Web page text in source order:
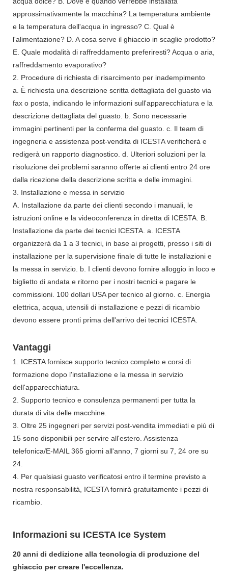
approssimativamente la macchina? La temperatura ambiente
e la temperatura dell'acqua in ingresso? C. Qual è
l'alimentazione? D. A cosa serve il ghiaccio in scaglie prodotto?
E. Quale modalità di raffreddamento preferiresti? Acqua o aria,
raffreddamento evaporativo?
2. Procedure di richiesta di risarcimento per inadempimento
a. È richiesta una descrizione scritta dettagliata del guasto via
fax o posta, indicando le informazioni sull'apparecchiatura e la
descrizione dettagliata del guasto. b. Sono necessarie
immagini pertinenti per la conferma del guasto. c. Il team di
ingegneria e assistenza post-vendita di ICESTA verificherà e
redigerà un rapporto diagnostico. d. Ulteriori soluzioni per la
risoluzione dei problemi saranno offerte ai clienti entro 24 ore
dalla ricezione della descrizione scritta e delle immagini.
3. Installazione e messa in servizio
A. Installazione da parte dei clienti secondo i manuali, le
istruzioni online e la videoconferenza in diretta di ICESTA. B.
Installazione da parte dei tecnici ICESTA. a. ICESTA
organizzerà da 1 a 3 tecnici, in base ai progetti, presso i siti di
installazione per la supervisione finale di tutte le installazioni e
la messa in servizio. b. I clienti devono fornire alloggio in loco e
biglietto di andata e ritorno per i nostri tecnici e pagare le
commissioni. 100 dollari USA per tecnico al giorno. c. Energia
elettrica, acqua, utensili di installazione e pezzi di ricambio
devono essere pronti prima dell'arrivo dei tecnici ICESTA.
Vantaggi
1. ICESTA fornisce supporto tecnico completo e corsi di
formazione dopo l'installazione e la messa in servizio
dell'apparecchiatura.
2. Supporto tecnico e consulenza permanenti per tutta la
durata di vita delle macchine.
3. Oltre 25 ingegneri per servizi post-vendita immediati e più di
15 sono disponibili per servire all'estero. Assistenza
telefonica/E-MAIL 365 giorni all'anno, 7 giorni su 7, 24 ore su
24.
4. Per qualsiasi guasto verificatosi entro il termine previsto a
nostra responsabilità, ICESTA fornirà gratuitamente i pezzi di
ricambio.
Informazioni su ICESTA Ice System
20 anni di dedizione alla tecnologia di produzione del
ghiaccio per creare l'eccellenza.